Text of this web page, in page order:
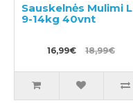
Sauskelnės Mulimi L
9-14kg 40vnt
16,99€ 18,99€